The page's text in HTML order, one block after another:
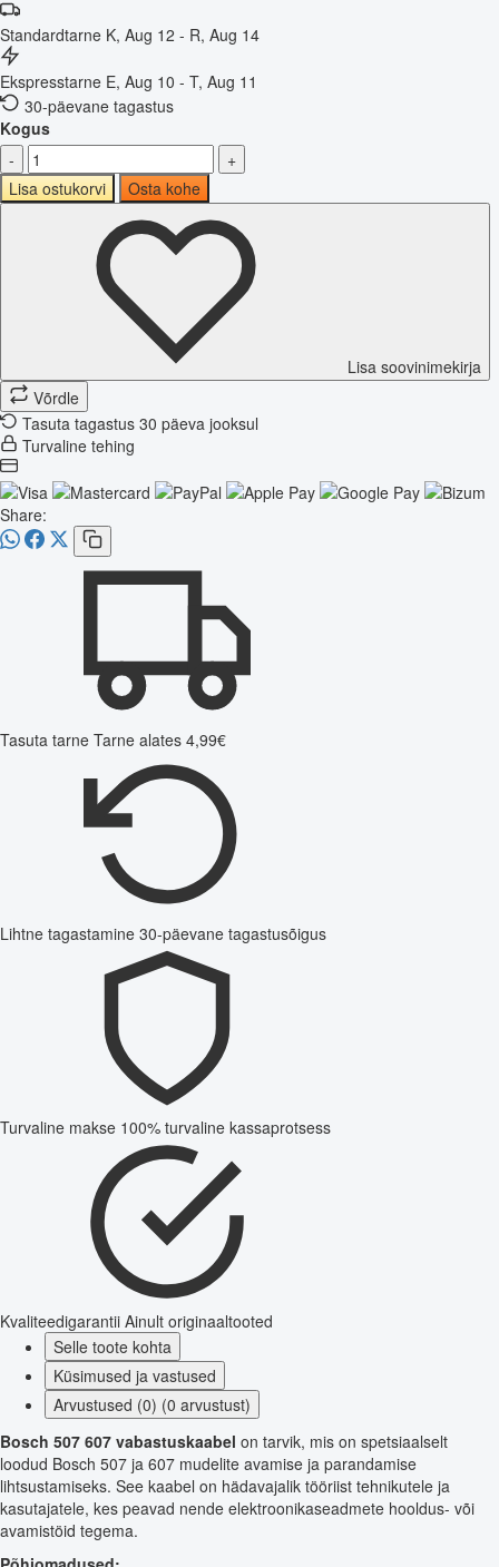
Standardtarne K, Aug 12 - R, Aug 14
Ekspresstarne E, Aug 10 - T, Aug 11
30-päevane tagastus
Kogus
-
+
Lisa ostukorvi
Osta kohe
Lisa soovinimekirja
Võrdle
Tasuta tagastus 30 päeva jooksul
Turvaline tehing
Share:
Tasuta tarne Tarne alates 4,99€
Lihtne tagastamine 30-päevane tagastusõigus
Turvaline makse 100% turvaline kassaprotsess
Kvaliteedigarantii Ainult originaaltooted
Selle toote kohta
Küsimused ja vastused
Arvustused (0) (0 arvustust)
Bosch 507 607 vabastuskaabel on tarvik, mis on spetsiaalselt
loodud Bosch 507 ja 607 mudelite avamise ja parandamise
lihtsustamiseks. See kaabel on hädavajalik tööriist tehnikutele ja
kasutajatele, kes peavad nende elektroonikaseadmete hooldus- või
avamistöid tegema.